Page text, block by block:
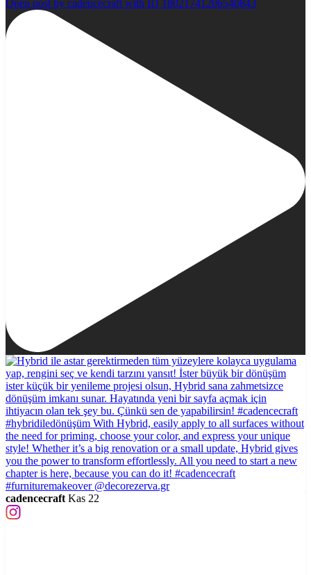
Open post by cadencecraft with ID 18021741206540843
cadencecraft Kas 22